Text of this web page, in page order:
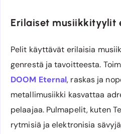
Erilaiset musiikkityylit
Pelit käyttävät erilaisia
genrestä ja tavoitteesta.
DOOM Eternal, raskas ja
metallimusiikki kasvattaa
pelaajaa. Pulmapelit, kuten
rytmisiä ja elektronisia